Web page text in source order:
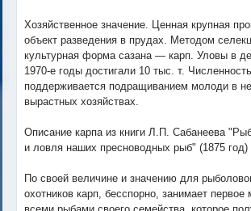
Хозяйственное значение. Ценная крупная
объект разведения в прудах. Методом
культурная форма сазана — карп. Уловы в
1970-е годы достигали 10 тыс. т.
поддерживается подращиванием молоди в
вырастных хозяйствах.
Описание карпа из книги Л.П. Сабанеева
и ловля наших пресноводных рыб" (1875 год)
По своей величине и значению для
охотников карп, бесспорно, занимает